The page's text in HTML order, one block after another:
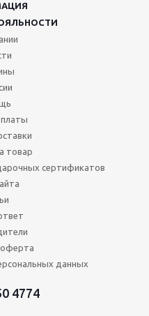
товар
сертификатов
оферта
данных
4774